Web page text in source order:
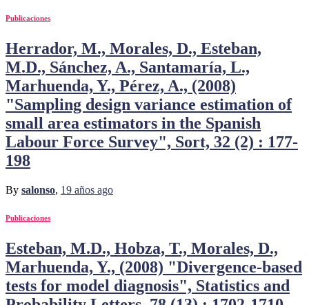
Publicaciones
Herrador, M., Morales, D., Esteban,
M.D., Sánchez, A., Santamaría, L.,
Marhuenda, Y., Pérez, A., (2008)
"Sampling design variance estimation of
small area estimators in the Spanish
Labour Force Survey", Sort, 32 (2) : 177-
198
By salonso, 19 años ago
Publicaciones
Esteban, M.D., Hobza, T., Morales, D.,
Marhuenda, Y., (2008) "Divergence-based
tests for model diagnosis", Statistics and